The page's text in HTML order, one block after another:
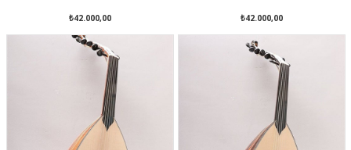
₺42.000,00 ₺42.000,00